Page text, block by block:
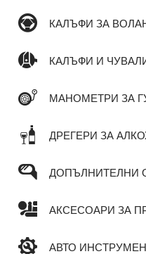
КАЛЪФИ ЗА
КАЛЪФИ И
МАНОМЕТРИ ЗА
ДРЕГЕРИ ЗА
ДОПЪЛНИТЕЛНИ
АКСЕСОАРИ ЗА
АВТО